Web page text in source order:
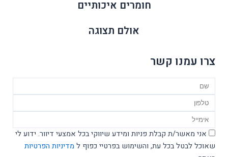
חומרים איכותיים
אולם תצוגה
צרו עמנו קשר
Name
טלפון
Email
אישור
מדיניות
אני מאשר/ת קבלת פניות ומידע שיווקי בכל אמצעי דיוור. ידוע לי
שאוכל לבטל בכל עת, והשימוש בפרטיי כפוף ל מדיניות הפרטיות